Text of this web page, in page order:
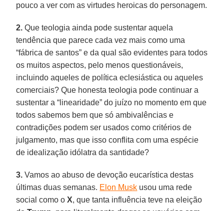
pouco a ver com as virtudes heroicas do personagem.
2. Que teologia ainda pode sustentar aquela
tendência que parece cada vez mais como uma
“fábrica de santos” e da qual são evidentes para todos
os muitos aspectos, pelo menos questionáveis,
incluindo aqueles de política eclesiástica ou aqueles
comerciais? Que honesta teologia pode continuar a
sustentar a “linearidade” do juízo no momento em que
todos sabemos bem que só ambivalências e
contradições podem ser usados como critérios de
julgamento, mas que isso conflita com uma espécie
de idealização idólatra da santidade?
3. Vamos ao abuso de devoção eucarística destas
últimas duas semanas. Elon Musk usou uma rede
social como oX, que tanta influência teve na eleição